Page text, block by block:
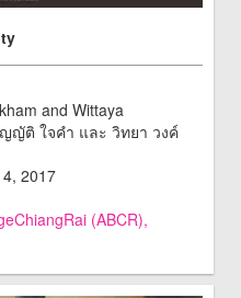
and Wittaya
ญัติ ใจคำ และ วิทยา วงค์
2017
(ABCR),